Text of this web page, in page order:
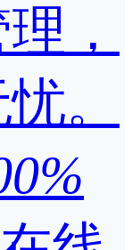
，
。